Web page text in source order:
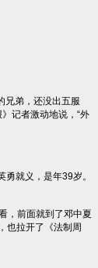
兄弟，还没出五服
记者激动地说，“外
就义，是年39岁。
，前面就到了邓中夏
也拉开了《法制周